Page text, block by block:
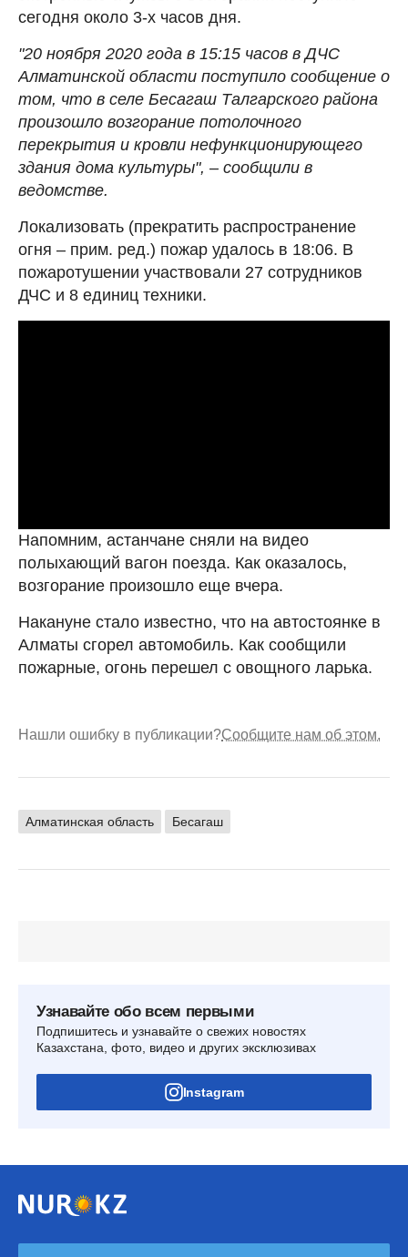
сегодня около 3-х часов дня.
"20 ноября 2020 года в 15:15 часов в ДЧС
Алматинской области поступило сообщение о
том, что в селе Бесагаш Талгарского района
произошло возгорание потолочного
перекрытия и кровли нефункционирующего
здания дома культуры", – сообщили в
ведомстве.
Локализовать (прекратить распространение
огня – прим. ред.) пожар удалось в 18:06. В
пожаротушении участвовали 27 сотрудников
ДЧС и 8 единиц техники.
Напомним, астанчане сняли на видео
полыхающий вагон поезда. Как оказалось,
возгорание произошло еще вчера.
Накануне стало известно, что на автостоянке в
Алматы сгорел автомобиль. Как сообщили
пожарные, огонь перешел с овощного ларька.
Нашли ошибку в публикации?Сообщите нам об этом.
Алматинская область Бесагаш
Узнавайте обо всем первыми
Подпишитесь и узнавайте о свежих новостях
Казахстана, фото, видео и других эксклюзивах
Instagram